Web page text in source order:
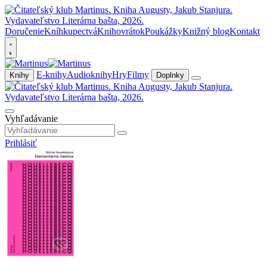
DoručenieKníhkupectváKnihovrátokPoukážkyKnižný blogKontakt
Knihy E-knihyAudioknihyHryFilmy Doplnky
Vyhľadávanie
Prihlásiť